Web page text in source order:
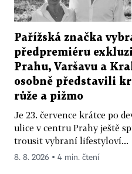
Pařížská značka
předpremiéru
Prahu, Varšavu a
osobně představili
růže a pižmo
Je 23. července krátce po
ulice v centru Prahy ještě
trousit vybraní lifestyloví...
8. 8. 2026 ▪ 4 min. čtení